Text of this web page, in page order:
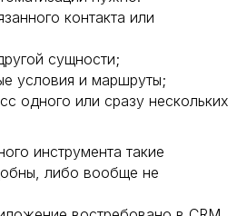
контакта или
сущности;
условия и маршруты;
одного или сразу нескольких
инструмента такие
либо вообще не